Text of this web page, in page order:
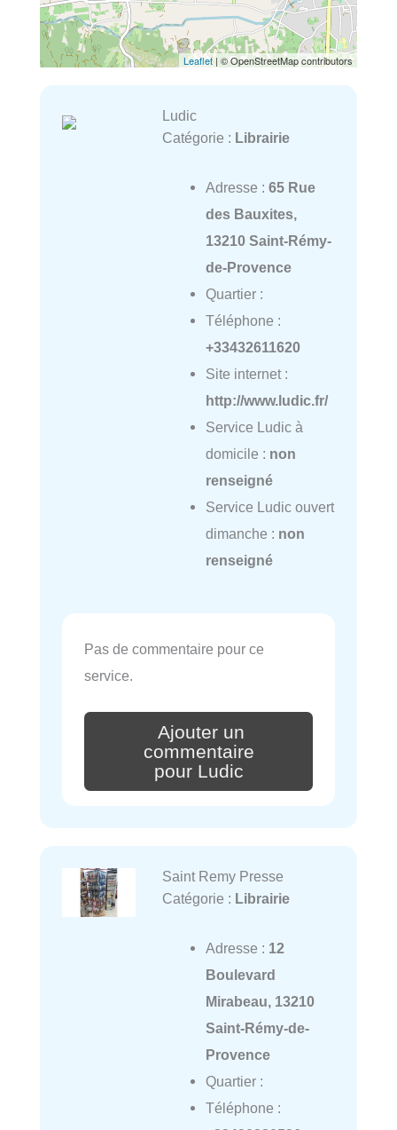
Leaflet| © OpenStreetMap contributors
Ludic
Catégorie : Librairie
Adresse : 65 Rue
des Bauxites,
13210 Saint-Rémy-
de-Provence
Quartier :
Téléphone :
+33432611620
Site internet :
http://www.ludic.fr/
Service Ludic à
domicile : non
renseigné
Service Ludic ouvert
dimanche : non
renseigné
Pas de commentaire pour ce
service.
Ajouter un
commentaire
pour Ludic
Saint Remy Presse
Catégorie : Librairie
Adresse : 12
Boulevard
Mirabeau, 13210
Saint-Rémy-de-
Provence
Quartier :
Téléphone :